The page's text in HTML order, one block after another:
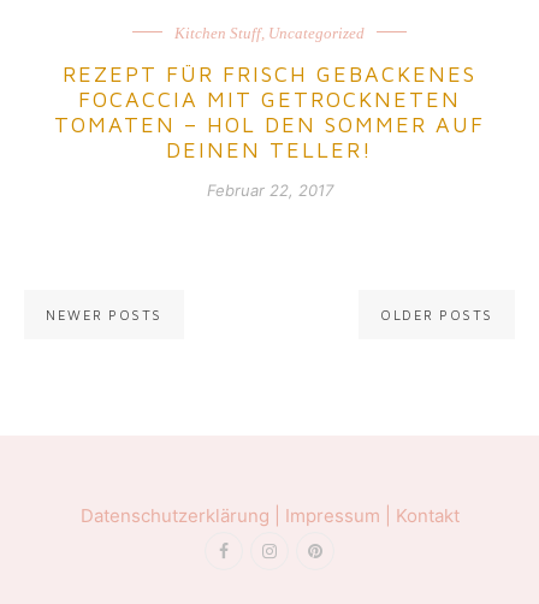
Kitchen Stuff, Uncategorized
REZEPT FÜR FRISCH GEBACKENES
FOCACCIA MIT GETROCKNETEN
TOMATEN – HOL DEN SOMMER AUF
DEINEN TELLER!
Februar 22, 2017
OLDER POSTS
NEWER POSTS
Datenschutzerklärung | Impressum | Kontakt